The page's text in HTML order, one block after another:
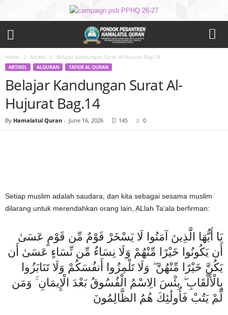
Home Artikel Belajar Kandungan Surat Al-Hujurat Bag.14
ARTIKEL ALQURAN TAFSIR AL QURAN
Belajar Kandungan Surat Al-
Hujurat Bag.14
By Hamalatul Quran - June 16, 2026 145 0
Setiap muslim adalah saudara, dan kita sebagai sesama muslim
dilarang untuk merendahkan orang lain, ALlah Ta’ala berfirman:
يَا أَيُّهَا الَّذِينَ آمَنُوا لَا يَسْخَرْ قَوْمٌ مِّن قَوْمٍ عَسَىٰ
أَن يَكُونُوا خَيْرًا مِّنْهُمْ وَلَا نِسَاءٌ مِّن نِّسَاءٍ عَسَىٰ أَن
يَكُنَّ خَيْرًا مِّنْهُنَّ ۖ وَلَا تَلْمِزُوا أَنفُسَكُمْ وَلَا تَنَابَزُوا
بِالْأَلْقَابِ ۖ بِئْسَ الِاسْمُ الْفُسُوقُ بَعْدَ الْإِيمَانِ ۚ وَمَن
لَّمْ يَتُبْ فَأُولَٰئِكَ هُمُ الظَّالِمُونَ